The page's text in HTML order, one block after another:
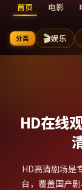
首页 电影
分类 🎬娱乐
HD在线
HD高清剧场是
台，覆盖国产